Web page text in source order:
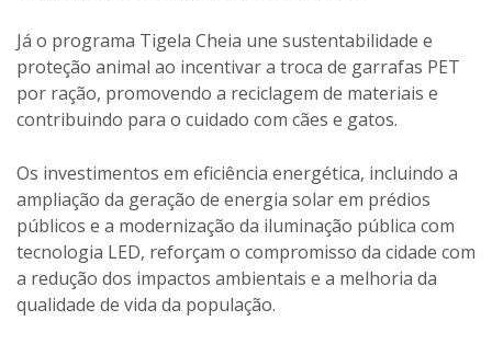
Já o programa Tigela Cheia une sustentabilidade e
proteção animal ao incentivar a troca de garrafas PET
por ração, promovendo a reciclagem de materiais e
contribuindo para o cuidado com cães e gatos.
Os investimentos em eficiência energética, incluindo a
ampliação da geração de energia solar em prédios
públicos e a modernização da iluminação pública com
tecnologia LED, reforçam o compromisso da cidade com
a redução dos impactos ambientais e a melhoria da
qualidade de vida da população.